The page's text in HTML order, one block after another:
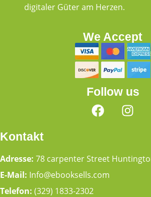
digitaler Güter am Herzen.
We Accept
Follow us
Kontakt
Adresse: 78 carpenter Street
E-Mail: Info@ebooksells.com
Telefon: (329) 1833-2302